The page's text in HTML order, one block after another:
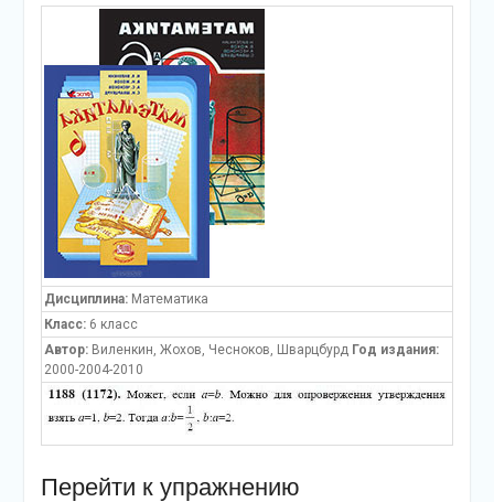
Дисциплина:Математика
Класс:6 класс
Автор:Виленкин, Жохов, Чесноков, Шварцбурд Год издания:
2000-2004-2010
Перейти к упражнению